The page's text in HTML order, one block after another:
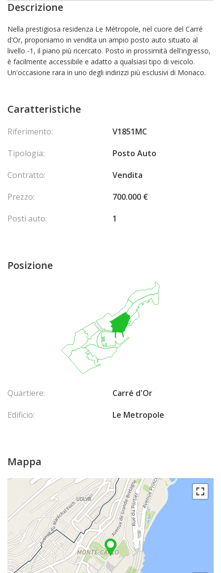
Descrizione
Nella prestigiosa residenza Le Métropole, nel cuore del Carré
d'Or, proponiamo in vendita un ampio posto auto situato al
livello -1, il piano più ricercato. Posto in prossimità dell'ingresso,
è facilmente accessibile e adatto a qualsiasi tipo di veicolo.
Un'occasione rara in uno degli indirizzi più esclusivi di Monaco.
Caratteristiche
Riferimento:
V1851MC
Tipologia:
Posto Auto
Contratto:
Vendita
Prezzo:
700.000 €
Posti auto:
1
Posizione
Quartiere:
Carré d'Or
Edificio:
Le Metropole
Mappa